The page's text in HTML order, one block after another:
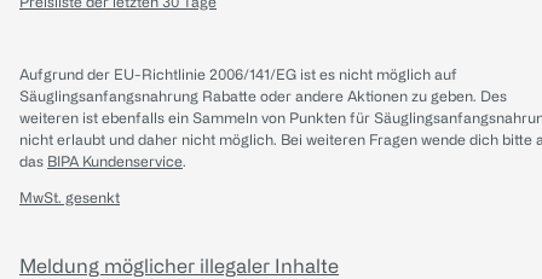
Aufgrund der EU-Richtlinie 2006/141/EG ist es nicht möglich auf
Säuglingsanfangsnahrung Rabatte oder andere Aktionen zu geben. Des
weiteren ist ebenfalls ein Sammeln von Punkten für
nicht erlaubt und daher nicht möglich. Bei weiteren Fragen wende dich bitte
das BIPA Kundenservice.
MwSt. gesenkt
Meldung möglicher illegaler Inhalte